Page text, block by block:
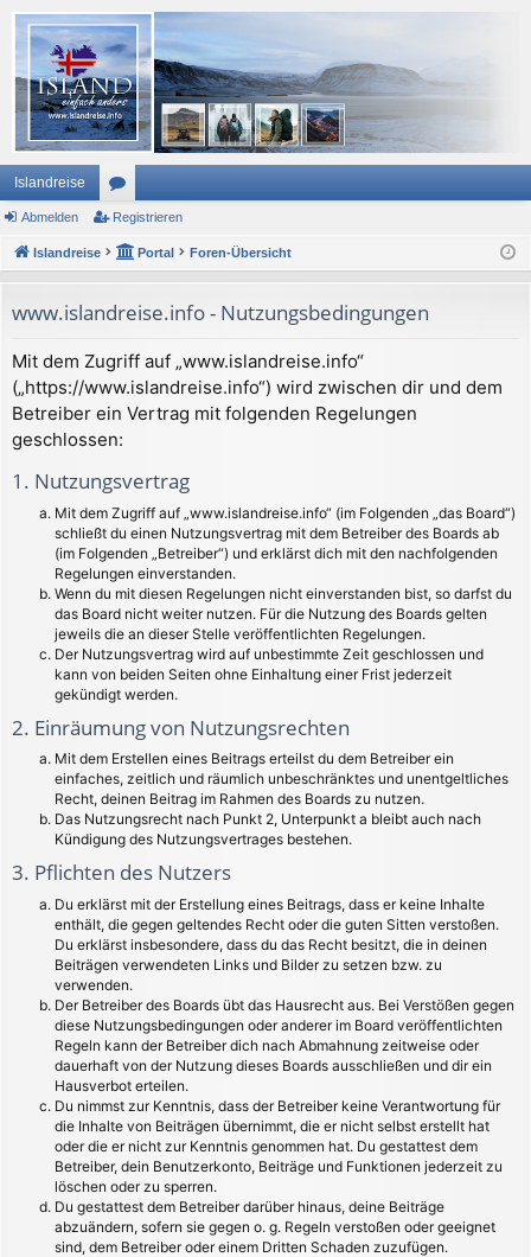
Islandreise
or
en
Abmelden Registrieren
Islandreise Portal Foren-Übersicht
www.islandreise.info - Nutzungsbedingungen
Mit dem Zugriff auf „www.islandreise.info“
(„https://www.islandreise.info“) wird zwischen dir und dem
Betreiber ein Vertrag mit folgenden Regelungen
geschlossen:
1. Nutzungsvertrag
Mit dem Zugriff auf „www.islandreise.info“ (im Folgenden „das Board“)
schließt du einen Nutzungsvertrag mit dem Betreiber des Boards ab
(im Folgenden „Betreiber“) und erklärst dich mit den nachfolgenden
Regelungen einverstanden.
Wenn du mit diesen Regelungen nicht einverstanden bist, so darfst du
das Board nicht weiter nutzen. Für die Nutzung des Boards gelten
jeweils die an dieser Stelle veröffentlichten Regelungen.
Der Nutzungsvertrag wird auf unbestimmte Zeit geschlossen und
kann von beiden Seiten ohne Einhaltung einer Frist jederzeit
gekündigt werden.
2. Einräumung von Nutzungsrechten
Mit dem Erstellen eines Beitrags erteilst du dem Betreiber ein
einfaches, zeitlich und räumlich unbeschränktes und unentgeltliches
Recht, deinen Beitrag im Rahmen des Boards zu nutzen.
Das Nutzungsrecht nach Punkt 2, Unterpunkt a bleibt auch nach
Kündigung des Nutzungsvertrages bestehen.
3. Pflichten des Nutzers
Du erklärst mit der Erstellung eines Beitrags, dass er keine Inhalte
enthält, die gegen geltendes Recht oder die guten Sitten verstoßen.
Du erklärst insbesondere, dass du das Recht besitzt, die in deinen
Beiträgen verwendeten Links und Bilder zu setzen bzw. zu
verwenden.
Der Betreiber des Boards übt das Hausrecht aus. Bei Verstößen gegen
diese Nutzungsbedingungen oder anderer im Board veröffentlichten
Regeln kann der Betreiber dich nach Abmahnung zeitweise oder
dauerhaft von der Nutzung dieses Boards ausschließen und dir ein
Hausverbot erteilen.
Du nimmst zur Kenntnis, dass der Betreiber keine Verantwortung für
die Inhalte von Beiträgen übernimmt, die er nicht selbst erstellt hat
oder die er nicht zur Kenntnis genommen hat. Du gestattest dem
Betreiber, dein Benutzerkonto, Beiträge und Funktionen jederzeit zu
löschen oder zu sperren.
Du gestattest dem Betreiber darüber hinaus, deine Beiträge
abzuändern, sofern sie gegen o. g. Regeln verstoßen oder geeignet
sind, dem Betreiber oder einem Dritten Schaden zuzufügen.